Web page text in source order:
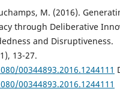
M. (2016).
through Deliberative
and Disruptiveness.
13-27.
00344893.2016.1244111
00344893.2016.1244111